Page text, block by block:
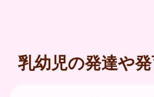
乳幼児の発達や